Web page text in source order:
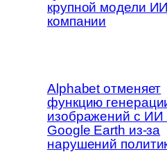
крупной модели ИИ
компании
Alphabet отменяет
функцию
изображений с ИИ
Google Earth из-за
нарушений